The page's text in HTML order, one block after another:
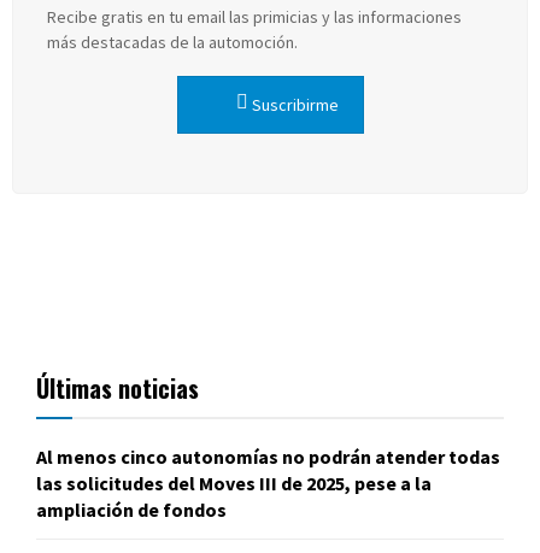
Recibe gratis en tu email las primicias y las informaciones
más destacadas de la automoción.
Suscribirme
Últimas noticias
Al menos cinco autonomías no podrán atender todas
las solicitudes del Moves III de 2025, pese a la
ampliación de fondos